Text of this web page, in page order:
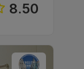
8.50